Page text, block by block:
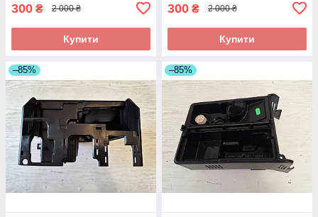
300 ₴ 2 000 ₴
Купити
300 ₴ 2 000 ₴
Купити
–85% –85%